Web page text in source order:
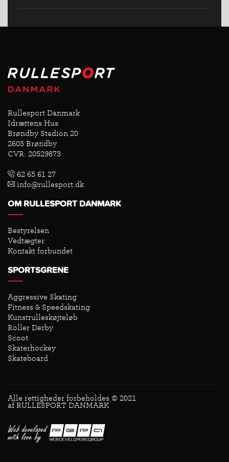
Rullesport Danmark
Idrættens Hus
Brøndby Stadion 20
2605 Brøndby
CVR: 20529873
62 65 61 27
info@rullesport.dk
OM RULLESPORT DANMARK
Bestyrelsen
Vedtægter
Kontakt forbundet
SPORTSGRENE
Aggressive Skating
Fitness & Speedskating
Kunstrulleskøjteløb
Roller Derby
Scoot
Skaterhockey
Skateboard
Alle rettigheder forbeholdes © 2021
af RULLESPORT DANMARK